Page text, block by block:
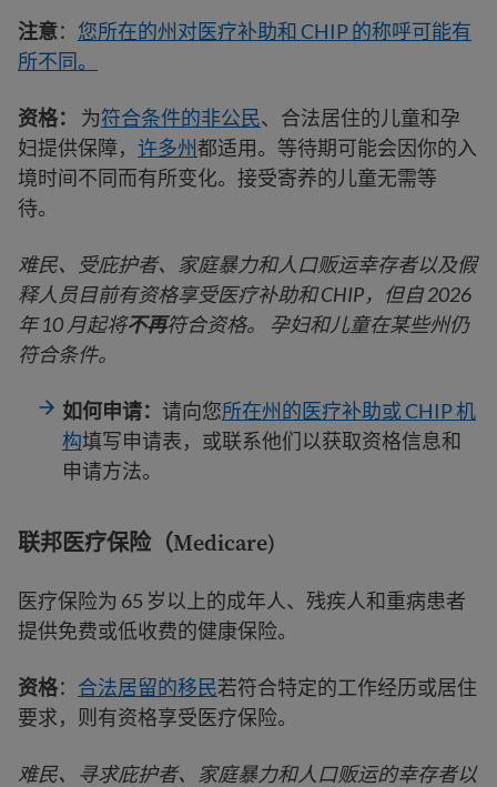
注意： 您所在的州对医疗补助和 CHIP 的称呼可能有
所不同。
资格： 为符合条件的非公民、合法居住的儿童和孕
妇提供保障， 许多州都适用。等待期可能会因你的入
境时间不同而有所变化。接受寄养的儿童无需等
待。
难民、受庇护者、家庭暴力和人口贩运幸存者以及假
释人员目前有资格享受医疗补助和 CHIP，但自 2026
年 10 月起将不再符合资格。
孕妇和儿童在某些州仍
符合条件。
如何申请： 请向您所在州的医疗补助或 CHIP 机
构填写申请表，或联系他们以获取资格信息和
申请方法。
联邦医疗保险（Medicare)
医疗保险为 65 岁以上的成年人、残疾人和重病患者
提供免费或低收费的健康保险。
资格： 合法居留的移民若符合特定的工作经历或居住
要求，则有资格享受医疗保险。
难民、寻求庇护者、家庭暴力和人口贩运的幸存者以